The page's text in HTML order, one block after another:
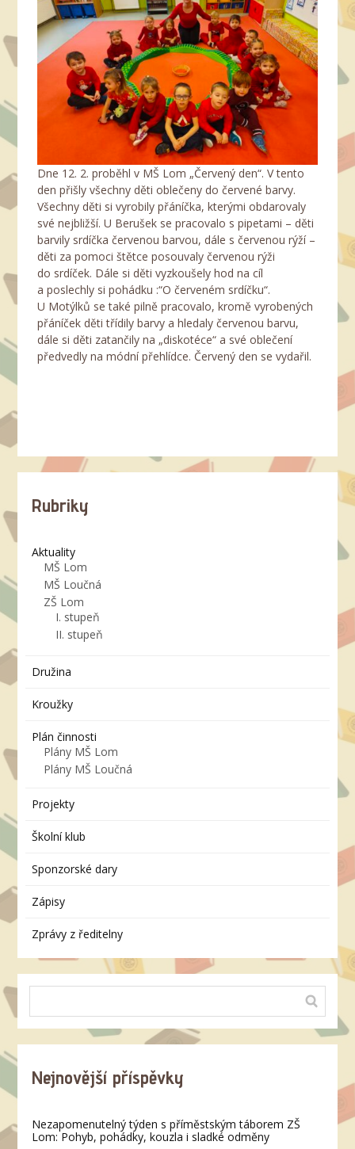
Dne 12. 2. proběhl v MŠ Lom „Červený den“. V tento
den přišly všechny děti oblečeny do červené barvy.
Všechny děti si vyrobily přáníčka, kterými obdarovaly
své nejbližší. U Berušek se pracovalo s pipetami – děti
barvily srdíčka červenou barvou, dále s červenou rýží –
děti za pomoci štětce posouvaly červenou rýži
do srdíček. Dále si děti vyzkoušely hod na cíl
a poslechly si pohádku :“O červeném srdíčku“.
U Motýlků se také pilně pracovalo, kromě vyrobených
přáníček děti třídily barvy a hledaly červenou barvu,
dále si děti zatančily na „diskotéce“ a své oblečení
předvedly na módní přehlídce. Červený den se vydařil.
Rubriky
Aktuality
MŠ Lom
MŠ Loučná
ZŠ Lom
I. stupeň
II. stupeň
Družina
Kroužky
Plán činnosti
Plány MŠ Lom
Plány MŠ Loučná
Projekty
Školní klub
Sponzorské dary
Zápisy
Zprávy z ředitelny
Nejnovější příspěvky
Nezapomenutelný týden s příměstským táborem ZŠ
Lom: Pohyb, pohádky, kouzla i sladké odměny